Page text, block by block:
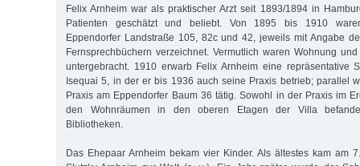
Felix Arnheim war als praktischer Arzt seit 1893/1894 in
Patienten geschätzt und beliebt. Von 1895 bis 1910
Eppendorfer Landstraße 105, 82c und 42, jeweils mit Angabe
Fernsprechbüchern verzeichnet. Vermutlich waren Wohnung
untergebracht. 1910 erwarb Felix Arnheim eine repräsentative
Isequai 5, in der er bis 1936 auch seine Praxis betrieb; parallel
Praxis am Eppendorfer Baum 36 tätig. Sowohl in der Praxis im
den Wohnräumen in den oberen Etagen der Villa
Bibliotheken.
Das Ehepaar Arnheim bekam vier Kinder. Als ältestes kam am